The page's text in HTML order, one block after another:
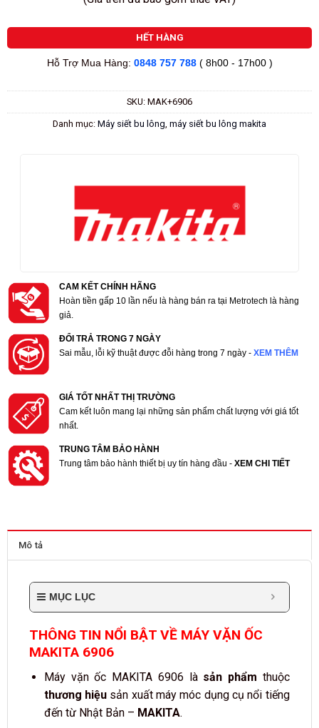
HẾT HÀNG
Hỗ Trợ Mua Hàng: 0848 757 788 ( 8h00 - 17h00 )
SKU: MAK+6906
Danh mục: Máy siết bu lông máy siết bu lông makita
CAM KẾT CHÍNH HÃNG
Hoàn tiền gấp 10 lần nếu là hàng bán ra tại Metrotech là hàng
giả.
ĐỔI TRẢ TRONG 7 NGÀY
Sai mẫu, lỗi kỹ thuật được đỗi hàng trong 7 ngày - XEM THÊM
GIÁ TỐT NHẤT THỊ TRƯỜNG
Cam kết luôn mang lại những sản phẩm chất lượng với giá tốt
nhất.
TRUNG TÂM BẢO HÀNH
Trung tâm bảo hành thiết bị uy tín hàng đầu -XEM CHI TIẾT
Mô tả
MỤC LỤC
THÔNG TIN NỔI BẬT VỀ MÁY VẶN ỐC
MAKITA 6906
Máy vặn ốc MAKITA 6906 là sản phẩm thuộc
thương hiệu sản xuất máy móc dụng cụ nổi tiếng
đến từ Nhật Bản – MAKITA.